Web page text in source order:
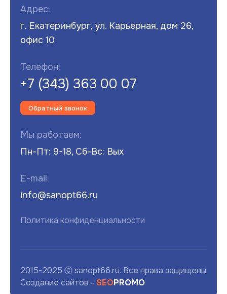
Адрес:
г. Екатеринбург, ул. Карьерная, дом 26,
офис 10
Телефон:
+7 (343) 363 00 07
Обратный звонок
Мы работаем:
Пн-Пт: 9-18, Сб-Вс: Вых
E-mail:
info@sanopt66.ru
Политика конфиденциальности
2015-2025 Ⓒ sanopt66.ru. Все права защищены
Создание сайтов - SEOPROMO